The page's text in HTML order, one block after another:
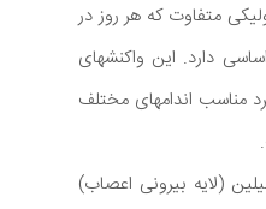
متابولیکی متفاوت که هر روز در
دارد. این واکنشهای
مناسب اندامهای مختلف
(لایه بیرونی اعصاب)